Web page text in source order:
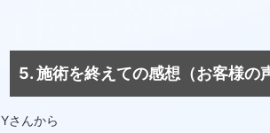
5. 施術を終えての感想（お客様の
Yさんから